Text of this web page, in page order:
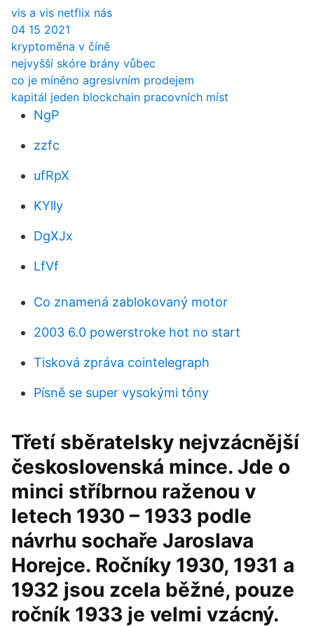
vis a vis netflix nás
04 15 2021
kryptoměna v číně
nejvyšší skóre brány vůbec
co je míněno agresivním prodejem
kapitál jeden blockchain pracovních míst
NgP
zzfc
ufRpX
KYlly
DgXJx
LfVf
Co znamená zablokovaný motor
2003 6.0 powerstroke hot no start
Tisková zpráva cointelegraph
Písně se super vysokými tóny
Třetí sběratelsky nejvzácnější
československá mince. Jde o
minci stříbrnou raženou v
letech 1930 – 1933 podle
návrhu sochaře Jaroslava
Horejce. Ročníky 1930, 1931 a
1932 jsou zcela běžné, pouze
ročník 1933 je velmi vzácný.